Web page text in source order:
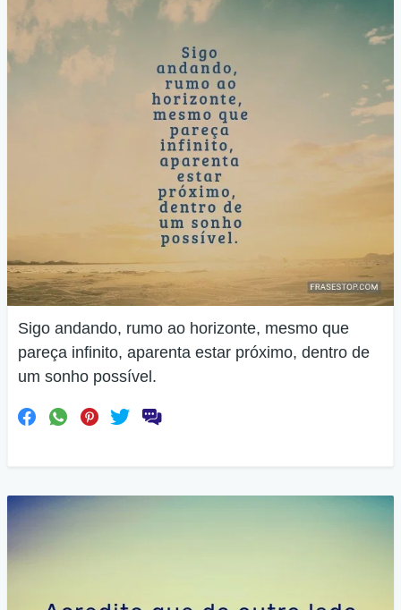
Sigo andando, rumo ao horizonte, mesmo que
pareça infinito, aparenta estar próximo, dentro de
um sonho possível.